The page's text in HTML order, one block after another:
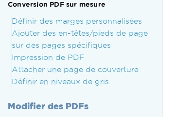
Conversion PDF sur mesure
Définir des marges personnalisées
Ajouter des en-têtes/pieds de page
sur des pages spécifiques
Impression de PDF
Attacher une page de couverture
Définir en niveaux de gris
Modifier des PDFs